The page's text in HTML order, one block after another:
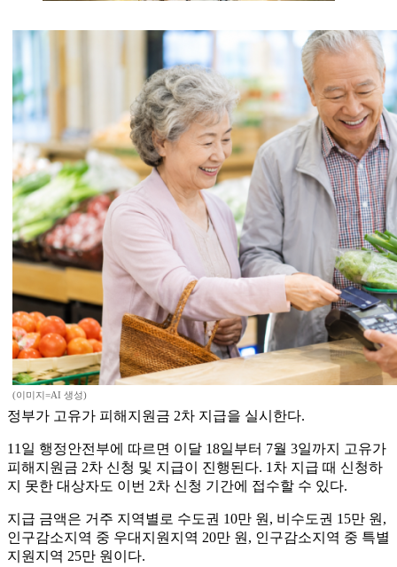
(이미지=AI 생성)
정부가 고유가 피해지원금 2차 지급을 실시한다.
11일 행정안전부에 따르면 이달 18일부터 7월 3일까지 고유가
피해지원금 2차 신청 및 지급이 진행된다. 1차 지급 때 신청하
지 못한 대상자도 이번 2차 신청 기간에 접수할 수 있다.
지급 금액은 거주 지역별로 수도권 10만 원, 비수도권 15만 원,
인구감소지역 중 우대지원지역 20만 원, 인구감소지역 중 특별
지원지역 25만 원이다.